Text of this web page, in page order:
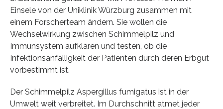
Einsele von der Uniklinik Würzburg zusammen mit
einem Forscherteam ändern. Sie wollen die
Wechselwirkung zwischen Schimmelpilz und
Immunsystem aufklären und testen, ob die
Infektionsanfälligkeit der Patienten durch deren Erbgut
vorbestimmt ist.
Der Schimmelpilz Aspergillus fumigatus ist in der
Umwelt weit verbreitet. Im Durchschnitt atmet jeder